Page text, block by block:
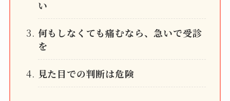
い
何もしなくても痛むなら、急いで受診
を
見た目での判断は危険